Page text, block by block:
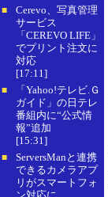
■
Cerevo、写真管理
サービス
「CEREVO LIFE」
でプリント注文に
対応
[17:11]
■
「Yahoo!テレビ.Ｇ
ガイド」の日テレ
番組内に“公式情
報”追加
[15:31]
■
ServersManと連携
できるカメラアプ
リがスマートフォ